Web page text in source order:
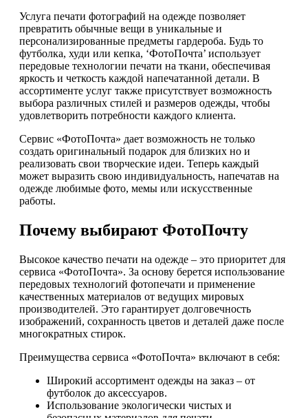
Услуга печати фотографий на одежде позволяет
превратить обычные вещи в уникальные и
персонализированные предметы гардероба. Будь то
футболка, худи или кепка, ‘ФотоПочта’ использует
передовые технологии печати на ткани, обеспечивая
яркость и четкость каждой напечатанной детали. В
ассортименте услуг также присутствует возможность
выбора различных стилей и размеров одежды, чтобы
удовлетворить потребности каждого клиента.
Сервис «ФотоПочта» дает возможность не только
создать оригинальный подарок для близких но и
реализовать свои творческие идеи. Теперь каждый
может выразить свою индивидуальность, напечатав на
одежде любимые фото, мемы или искусственные
работы.
Почему выбирают ФотоПочту
Высокое качество печати на одежде – это приоритет для
сервиса «ФотоПочта». За основу берется использование
передовых технологий фотопечати и применение
качественных материалов от ведущих мировых
производителей. Это гарантирует долговечность
изображений, сохранность цветов и деталей даже после
многократных стирок.
Преимущества сервиса «ФотоПочта» включают в себя:
Широкий ассортимент одежды на заказ – от
футболок до аксессуаров.
Использование экологически чистых и